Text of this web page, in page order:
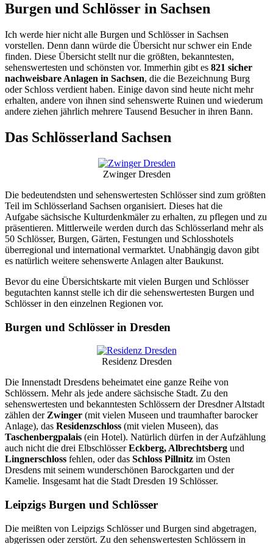
Burgen und Schlösser in Sachsen
Ich werde hier nicht alle Burgen und Schlösser in Sachsen
vorstellen. Denn dann würde die Übersicht nur schwer ein Ende
finden. Diese Übersicht stellt nur die größten, bekanntesten,
sehenswertesten und schönsten vor. Immerhin gibt es 821 sicher
nachweisbare Anlagen in Sachsen, die die Bezeichnung Burg
oder Schloss verdient haben. Einige davon sind heute nicht mehr
erhalten, andere von ihnen sind sehenswerte Ruinen und wiederum
andere ziehen jährlich mehrere Tausend Besucher in ihren Bann.
Das Schlösserland Sachsen
Zwinger Dresden
Die bedeutendsten und sehenswertesten Schlösser sind zum größten
Teil im Schlösserland Sachsen organisiert. Dieses hat die
Aufgabe sächsische Kulturdenkmäler zu erhalten, zu pflegen und zu
präsentieren. Mittlerweile werden durch das Schlösserland mehr als
50 Schlösser, Burgen, Gärten, Festungen und Schlosshotels
überregional und international vermarktet. Unabhängig davon gibt
es natürlich weitere sehenswerte Anlagen alter Baukunst.
Bevor du eine Übersichtskarte mit vielen Burgen und Schlösser
begutachten kannst stelle ich dir die sehenswertesten Burgen und
Schlösser in den einzelnen Regionen vor.
Burgen und Schlösser in Dresden
Residenz Dresden
Die Innenstadt Dresdens beheimatet eine ganze Reihe von
Schlössern. Mehr als jede andere sächsische Stadt. Zu den
sehenswertesten und bekanntesten Schlössern der Dresdner Altstadt
zählen derZwinger (mit vielen Museen und traumhafter barocker
Anlage), das Residenzschloss (mit vielen Museen), das
Taschenbergpalais (ein Hotel). Natürlich dürfen in der Aufzählung
auch nicht die drei ElbschlösserEckberg, Albrechtsberg und
Lingnerschloss fehlen, oder das Schloss Pillnitz im Osten
Dresdens mit seinem wunderschönen Barockgarten und der
Kamelie. Insgesamt hat die Stadt Dresden 19 Schlösser.
Leipzigs Burgen und Schlösser
Die meißten von Leipzigs Schlösser und Burgen sind abgetragen,
abgerissen oder zerstört. Zu den sehenswertesten Schlössern in